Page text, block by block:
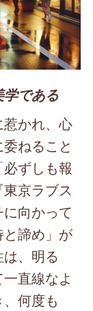
である
かれ、心
ねること
ずしも報
京ラブス
向かって
諦め」が
、明る
直線なよ
何度も